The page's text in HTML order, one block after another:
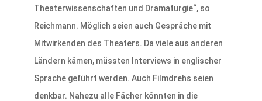
Theaterwissenschaften und Dramaturgie“, so
Reichmann. Möglich seien auch Gespräche mit
Mitwirkenden des Theaters. Da viele aus anderen
Ländern kämen, müssten Interviews in englischer
Sprache geführt werden. Auch Filmdrehs seien
denkbar. Nahezu alle Fächer könnten in die